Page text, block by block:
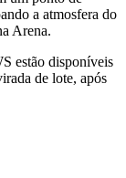
a atmosfera do
Arena.
estão disponíveis
de lote, após